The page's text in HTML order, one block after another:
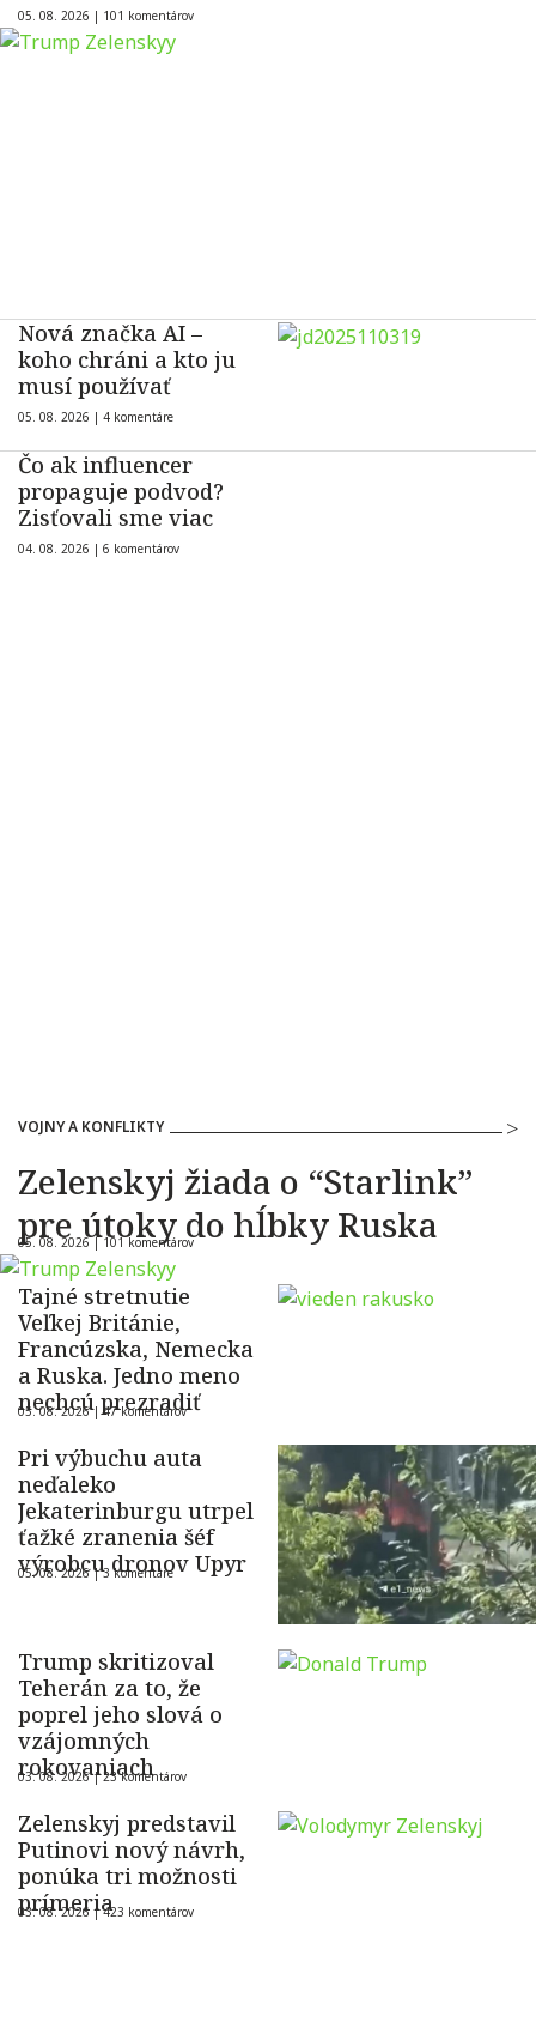
05. 08. 2026 | 101 komentárov
Nová značka AI –
koho chráni a kto ju
musí používať
05. 08. 2026 | 4 komentáre
Čo ak influencer
propaguje podvod?
Zisťovali sme viac
04. 08. 2026 | 6 komentárov
VOJNY A KONFLIKTY
Zelenskyj žiada o “Starlink”
pre útoky do hĺbky Ruska
05. 08. 2026 |101 komentárov
Tajné stretnutie
Veľkej Británie,
Francúzska, Nemecka
a Ruska. Jedno meno
nechcú prezradiť
05. 08. 2026 |47 komentárov
Pri výbuchu auta
neďaleko
Jekaterinburgu utrpel
ťažké zranenia šéf
výrobcu dronov Upyr
05. 08. 2026 |3 komentáre
Trump skritizoval
Teherán za to, že
poprel jeho slová o
vzájomných
rokovaniach
03. 08. 2026 |23 komentárov
Zelenskyj predstavil
Putinovi nový návrh,
ponúka tri možnosti
prímeria
03. 08. 2026 |423 komentárov